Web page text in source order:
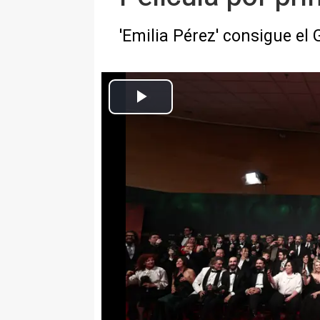
'Emilia Pérez' consigue el
Foto de familia de los ganadores en la 39 edición de los Premios
Europa Press Cultura
GRANADA, 9 Feb. (EUROPA
Las películas 'El 47', de Marcel
Echevarría han recibido este
'ex aequo' a Mejor Película, en
estado muy repartidos, ya que
conseguido alguna 'estatuilla'.